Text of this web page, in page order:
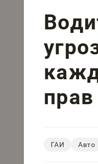
прав
ГАИ Авто